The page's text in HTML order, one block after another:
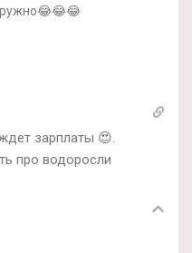
зарплаты 😍.
про водоросли